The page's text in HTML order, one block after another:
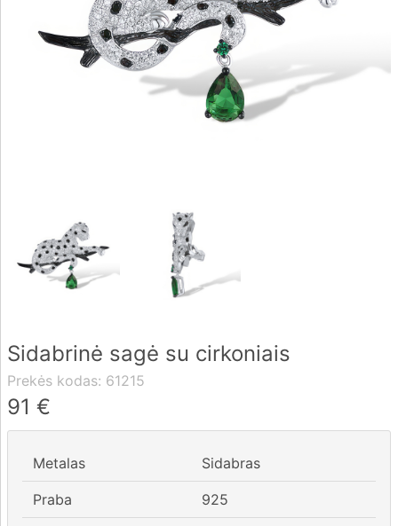
Grandinėlės
Pristatymas
Apmokėjimas
Rekvizitai
Kontaktai
604 42021
Sidabrinė sagė su cirkoniais
Prekės kodas: 61215
91 €
Metalas Sidabras
Praba 925